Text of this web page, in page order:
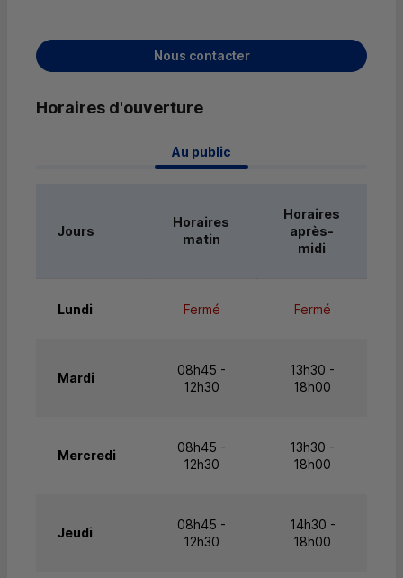
Nous contacter
Horaires d'ouverture
Au public
Jours
Horaires
matin
Horaires
après-
midi
Lundi Fermé Fermé
Mardi
08h45 -
12h30
13h30 -
18h00
Mercredi
08h45 -
12h30
13h30 -
18h00
Jeudi
08h45 -
12h30
14h30 -
18h00